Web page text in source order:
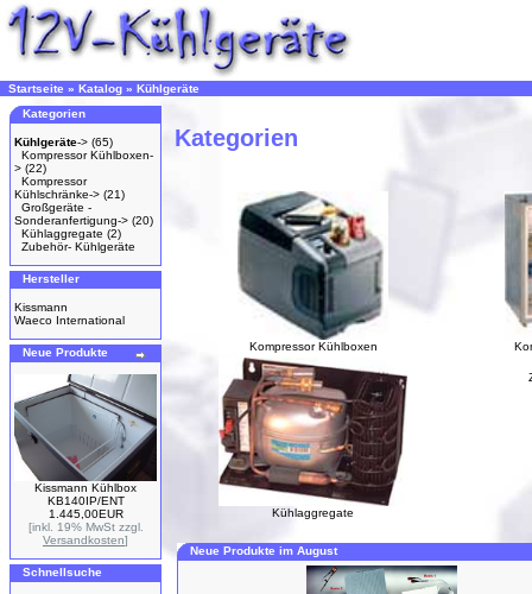
Startseite » Katalog » Kühlgeräte
Kategorien
Kühlgeräte-> (65)
Kompressor Kühlboxen-
> (22)
Kompressor
Kühlschränke-> (21)
Großgeräte -
Sonderanfertigung-> (20)
Kühlaggregate (2)
Zubehör- Kühlgeräte
Hersteller
Kissmann
Waeco International
Neue Produkte
Kissmann Kühlbox
KB140IP/ENT
1.445,00EUR
[inkl. 19% MwSt zzgl.
Versandkosten]
Schnellsuche
Kategorien
Kompressor Kühlboxen
Kühlaggregate
Neue Produkte im August